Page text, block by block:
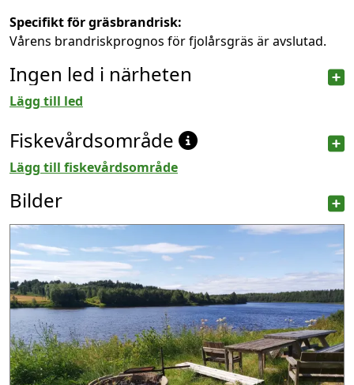
Specifikt för gräsbrandrisk:
Vårens brandriskprognos för fjolårsgräs är avslutad.
Ingen led i närheten
Lägg till led
Fiskevårdsområde
Lägg till fiskevårdsområde
Bilder